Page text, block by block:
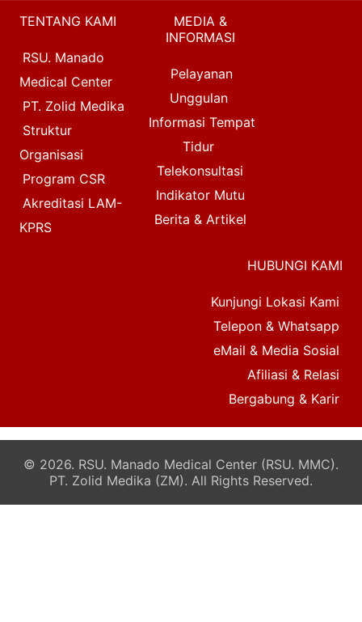
TENTANG KAMI
RSU. Manado
Medical Center
PT. Zolid Medika
Struktur
Organisasi
Program CSR
Akreditasi LAM-
KPRS
MEDIA &
INFORMASI
Pelayanan
Unggulan
Informasi Tempat
Tidur
Telekonsultasi
Indikator Mutu
Berita & Artikel
HUBUNGI KAMI
Kunjungi Lokasi Kami
Telepon & Whatsapp
eMail & Media Sosial
Afiliasi & Relasi
Bergabung & Karir
© 2026. RSU. Manado Medical Center (RSU. MMC).
PT. Zolid Medika (ZM). All Rights Reserved.